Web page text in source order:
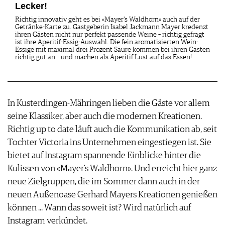
Lecker!
Richtig innovativ geht es bei «Mayer's Waldhorn» auch auf der
Getränke-Karte zu. Gastgeberin Isabel Jackmann Mayer kredenzt
ihren Gästen nicht nur perfekt passende Weine – richtig gefragt
ist ihre Aperitif-Essig-Auswahl. Die fein aromatisierten Wein-
Essige mit maximal drei Prozent Säure kommen bei ihren Gästen
richtig gut an – und machen als Aperitif Lust auf das Essen!
In Kusterdingen-Mähringen lieben die Gäste vor allem
seine Klassiker, aber auch die modernen Kreationen.
Richtig up to date läuft auch die Kommunikation ab, seit
Tochter Victoria ins Unternehmen eingestiegen ist. Sie
bietet auf Instagram spannende Einblicke hinter die
Kulissen von «Mayer’s Waldhorn». Und erreicht hier ganz
neue Zielgruppen, die im Sommer dann auch in der
neuen Außenoase Gerhard Mayers Kreationen genießen
können ... Wann das soweit ist? Wird natürlich auf
Instagram verkündet.